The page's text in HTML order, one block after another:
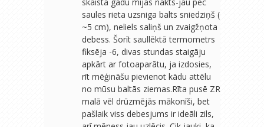
saules rieta uzsniga balts sniedziņš (
~5 cm), neliels saliņš un zvaigžņota
debess. Šorīt saullēktā termometrs
fiksēja -6, divas stundas staigāju
apkārt ar fotoaparātu, ja izdosies,
rīt mēģināšu pievienot kādu attēlu
no mūsu baltās ziemas.Rīta pusē ZR
malā vēl drūzmējās mākonīši, bet
pašlaik viss debesjums ir ideāli zils,